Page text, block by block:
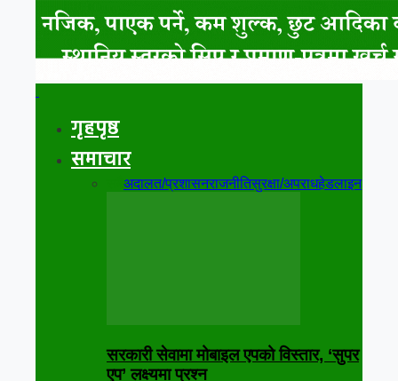
गृहपृष्ठ
समाचार
अदालत/प्रशासनराजनीतिसुरक्षा/अपराधहेडलाइन
सरकारी सेवामा मोबाइल एपको विस्तार, ‘सुपर
एप’ लक्ष्यमा प्रश्न